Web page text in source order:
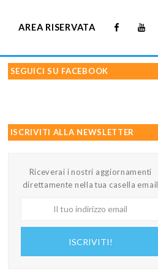
AREA RISERVATA
SEGUICI SU FACEBOOK
ISCRIVITI ALLA NEWSLETTER
Riceverai i nostri aggiornamenti
direttamente nella tua casella email
ISCRIVITI!